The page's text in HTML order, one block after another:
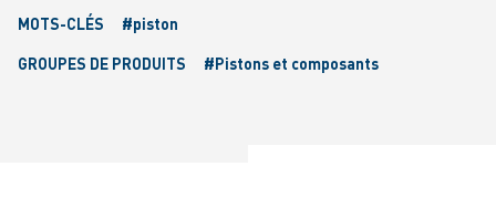
MOTS-CLÉS
#piston
GROUPES DE PRODUITS
#Pistons et composants